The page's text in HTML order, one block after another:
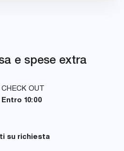
e spese extra
CHECK OUT
Entro 10:00
su richiesta